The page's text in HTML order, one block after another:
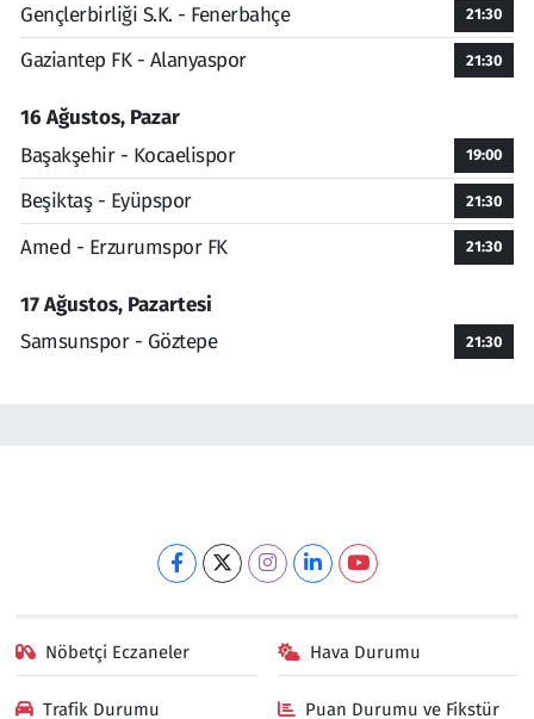
Gençlerbirliği S.K. - Fenerbahçe 21:30
Gaziantep FK - Alanyaspor 21:30
16 Ağustos, Pazar
Başakşehir - Kocaelispor
19:00
Beşiktaş - Eyüpspor 21:30
Amed - Erzurumspor FK 21:30
17 Ağustos, Pazartesi
Samsunspor - Göztepe
21:30
Nöbetçi Eczaneler Hava Durumu
Trafik Durumu Puan Durumu ve Fikstür